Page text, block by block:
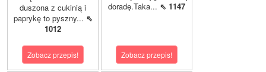
duszona z cukinią i
paprykę to pyszny... ⇖
1012
Zobacz przepis!
doradę.Taka... ⇖ 1147
Zobacz przepis!